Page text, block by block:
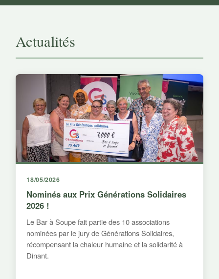
Actualités
18/05/2026
Nominés aux Prix Générations Solidaires
2026 !
Le Bar à Soupe fait partie des 10 associations
nominées par le jury de Générations Solidaires,
récompensant la chaleur humaine et la solidarité à
Dinant.